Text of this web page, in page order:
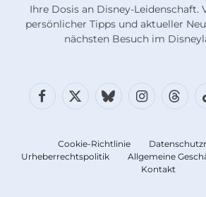
Ihre Dosis an Disney-Leidenschaft.
persönlicher Tipps und aktueller
nächsten Besuch im
Facebook
X
BlueskyInstagramFäden
Cookie-Richtlinie
Urheberrechtspolitik
Allgemeine
Kontakt